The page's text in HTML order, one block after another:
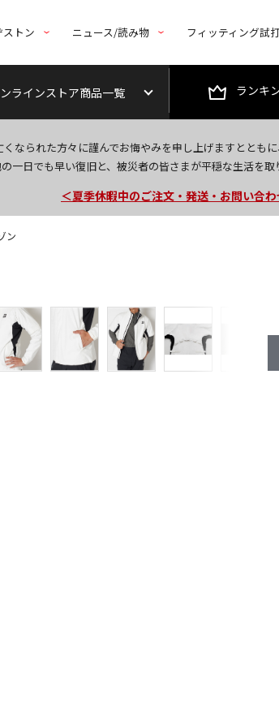
ストン ニュース/読み物 フィッティング試
ラインストア商品一覧 ランキ
なられた方々に謹んでお悔やみを申し上げますととも
一日でも早い復旧と、被災者の皆さまが平穏な生活を取
今なら新規会員登録で1,000円OFFクーポ
＜商品配送に関するお知らせ＞
＜夏季休暇中のご注文・発送・お問い合わ
ン